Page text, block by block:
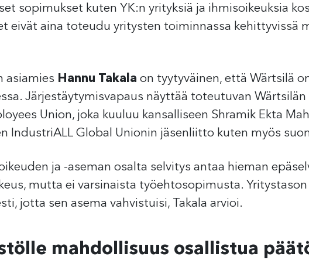
sopimukset kuten YK:n yrityksiä ja ihmisoikeuksia
eivät aina toteudu yritysten toiminnassa kehittyvissä
asiamies Hannu Takala on tyytyväinen, että Wärtsilä
Järjestäytymisvapaus näyttää toteutuvan
Union, joka kuuluu kansalliseen Shramik Ekta
IndustriALL Global Unionin jäsenliitto kuten myös
ja -aseman osalta selvitys antaa hieman
mutta ei varsinaista työehtosopimusta.
jotta sen asema vahvistuisi, Takala arvioi.
mahdollisuus osallistua